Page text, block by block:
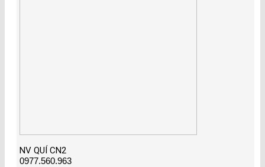
NV QUÍ CN2
0977.560.963